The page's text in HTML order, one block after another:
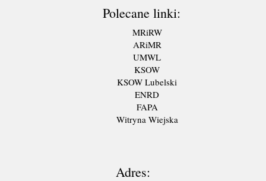
Polecane linki:
MRiRW
ARiMR
UMWL
KSOW
KSOW Lubelski
ENRD
FAPA
Witryna Wiejska
Adres: